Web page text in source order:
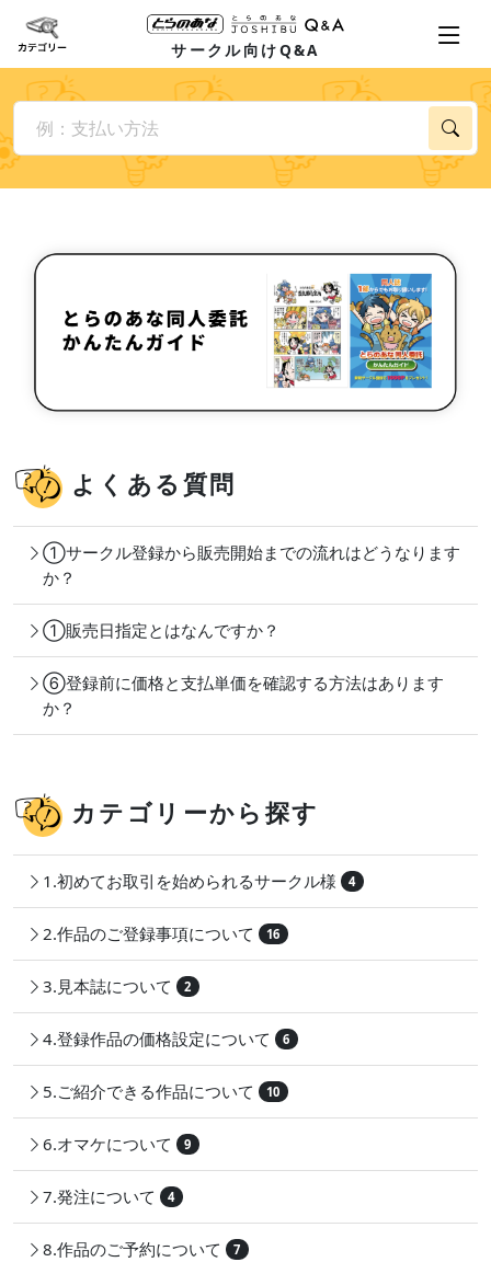
サークル向けQ&A
よくある質問
①サークル登録から販売開始までの流れはどうなります
か？
①販売日指定とはなんですか？
⑥登録前に価格と支払単価を確認する方法はあります
か？
カテゴリーから探す
1.初めてお取引を始められるサークル様 4
2.作品のご登録事項について 16
3.見本誌について 2
4.登録作品の価格設定について 6
5.ご紹介できる作品について 10
6.オマケについて 9
7.発注について 4
8.作品のご予約について 7